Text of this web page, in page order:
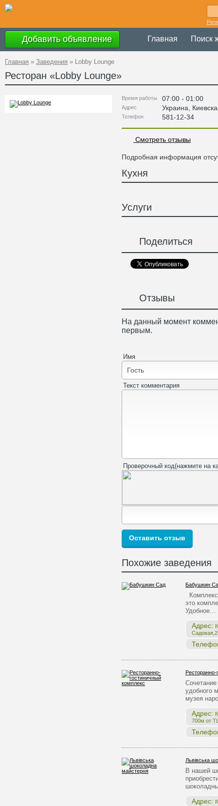
Добавить объявление Главная Поиск
Главная » Заведения » Lobby Lounge
Ресторан «Lobby Lounge»
Время работы 07:00 - 01:00
Адрес Украина
Телефон 581-12-34
Смотреть отзывы
Подробная информация
Кухня
Услуги
Поделиться
Отзывы
На данный момент
первым.
Имя
Текст комментария
Проверочный код(нажмите на
Похожие заведения
Бабушкин
это
Удобное…
Адрес:
удобного
музея
Адрес:
700м от
Львівська
В нашей
Адрес: